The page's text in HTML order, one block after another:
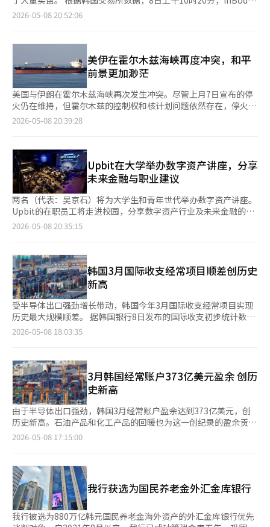
在科斯达克市场的股价上涨8850韩元（29.85%），达到38500韩
长86%，达到130亿2500万韩元，净利润则增长138.1%，达到
162亿9800万韩元。 未来资产证券公司的研究员金忠贤表
示：“收入超出市场预期，连续第九个季度创下历史新高，营业利
润也超出预期。” 他还指出：“美国和欧洲的肥胖治疗市场正在
增长，肥胖诊所和研究肥胖药物的制药公司成为新的需求来源，肥
胖治疗相关市场将持续保持增长动力。”※ 本报道经人工智能
（AI）系统翻译与编辑。
2026-05-08 20:52:06
美伊在霍尔木兹海峡再度冲突，和平
前景更加渺茫
美国与伊朗在霍尔木兹海峡再次发生冲突。尽管上月7日宣布的停
火仍在维持，但霍尔木兹的控制权和核计划问题依然存在，停火与
和平的本质差异再次显现。 根据路透社和美联社的报道，美国中
了报复打击，针对导弹和无人机发射基地及指挥监控设施。美国表
示“没有资产损失”，而伊朗则反驳称美国攻击油轮和民用区域，
违反了停火协议。 此次冲突不应被视为简单的偶发交火。美联社
指出，这场冲突源于2月美国与以色列对伊朗的空袭，尽管上月初
宣布停火，但冲突仍时有发生。这次交火表明，只要核心问题未解
决，冲突随时可能重燃。 更大的问题在于谈判结构。路透社报道
称，美国已向伊朗提出正式结束战争的提案，伊朗正在审议中。该
提案要求先宣布结束战争，再进行细节谈判，但核计划和霍尔木兹
谈判中的关键变量。美联社指出，伊朗最近成立了一个新机构来管
理海峡通航并收取费用。美国希望恢复正常通航，但伊朗则将控制
权作为谈判筹码。这次冲突不仅是军事冲突，更是海洋秩序和谈判
主导权的较量。 谈判的差距也难以缩小。路透社提到，伊朗内部
对美国提案的反应是，这更像是美国的构想，而非现实解决方案。
美国同时传递了谈判期待与军事压力的信息，目前阶段更像是暂时
管理冲突，而非即将达成协议。 美联社指出，当前局势被称
为“脆弱的停火”，直接谈判尚未找到解决方案。※ 本报道经人
2026-05-08 20:39:28
Upbit在大学举办数字资产讲座，分享
未来金融与职业建议
两名（代表：吴京石）将为大学生和青年世代举办数字资产讲座。
Upbit的在职员工将走进校园，分享数字资产行业及未来金融的实
务经验。 两名于8日宣布将在首尔的六所大学开展数字资产教育项
的在职员工为主讲。去年曾邀请经济与科技领域的专家，今年则由
两名员工亲自授课，重点传达数字资产市场的实务经验和职务故
事。 主要课程为“数字资产与未来金融洞察”，两名员工将解释
数字资产行业的变化及其在金融市场中的角色。接下来的“职业谈
话”环节，由各校校友组成的两名员工将分享职务经验和就业准备
的建议。 活动将于12日在中央大学拉开帷幕，随后在高丽大学、
延世大学、汉阳大学、成均馆大学和首尔大学等六所大学依次举
行。具体安排为：中央大学12日、高丽大学13日、延世大学14
为免费，需提前报名，先到先得。所有参与者将获得Upbit商品等
纪念品，并有机会抽奖获得AirPods、比特币礼品卡、Naver购物
券和Upbit披萨日套餐等奖品。 此次活动是在数字资产行业与传统
金融接轨的背景下进行的。尽管青年群体对数字资产的使用经验丰
富，但在行业结构、监管、技术安全和职务等方面的信息往往不
足。两名希望通过在职讲座，拓宽青年对投资的认知，帮助他们更
好地理解行业和职务。 未来的关键在于教育的持续性和实际职业
的关联。如果能够超越一次性讲座，扩展到数字资产技术、监管、
理解。同时，分享Upbit在职员工的职业经验也将对吸引数字资产
领域的人才产生积极影响。 吴京石表示：“我们希望未来金融的
主角青年能够正确理解数字资产行业，并通过与实务专家的交流获
得职业探索的实际帮助，因此准备了此次活动。未来，我们将持续
开展有助于建立健康数字资产生态的教育活动。”※ 本报道经人
工智能（AI）系统翻译与编辑。
2026-05-08 20:35:15
韩国3月国际收支经常项目顺差创历史
新高
受半导体出口强劲增长带动，韩国今年3月国际收支经常项目实现
历史最大规模顺差。 据韩国银行8日发布的国际收支初步统计数
据，3月经常项目顺差达373.3亿美元，远超此前2月创下的231.9亿
差达737.8亿美元，为去年同期（194.9亿美元）的3.8倍。 从结构
来看，商品收支顺差的扩大成为推动经常项目改善的关键因素。3
月商品收支顺差达350.7亿美元，同比（96.9亿美元）扩大至约3.6
倍，同样创下历史新高。 出口表现尤为强劲。3月出口额达943.2
亿美元，同比增长56.9%，刷新历史纪录。央行分析称，半导体和
计算机设备等IT产品持续向好，同时非IT产品也受工作日增加及石
油制品价格上涨带动，实现增长。 按通关标准分类，计算机设备
（167.5%）、半导体（149.8%）、无线通信设备（13.1%）、石
来看，对东南亚（68%）、中国（64.9%）、美国（47.3%）及日
本（28.5%）出口保持强劲增长，而对中东地区出口则下降
49.1%。 进口方面，3月进口额为592.4亿美元，同比增长17.4%。
其中，资本财进口在信息通信设备（51.6%）、运输设备
（34.8%）和半导体（34.5%）带动下增长23.6%；原材料进口以
化工产品（20.5%）为主增长8.5%，时隔6个月转为增长；消费品
2026-05-08 18:03:35
3月韩国经常账户373亿美元盈余 创历
史新高
由于半导体出口强劲，韩国3月经常账户盈余达到373亿美元，创
历史新高。石油产品和化工产品的回暖也为这一创纪录的盈余贡献
了力量。 根据韩国银行8日发布的国际收支初步统计，3月经常账
户盈余为231亿9000万美元，创下历史新高后，3月再次突破300
亿美元。 商品账户盈余为350亿7000万美元，创历史新高。商品
账户在2月录得233亿6000万美元后，3月再次突破300亿美元。 出
口同比增长56.9%，达到943亿2000万美元，创下历史最高水平。
IT产品，尤其是半导体和计算机周边设备表现良好，非IT产品也因
2026-05-08 17:15:00
我行获选为国民养老金外汇金库银行
我行被选为880万亿韩元国民养老金海外资产的外汇金库银行优先